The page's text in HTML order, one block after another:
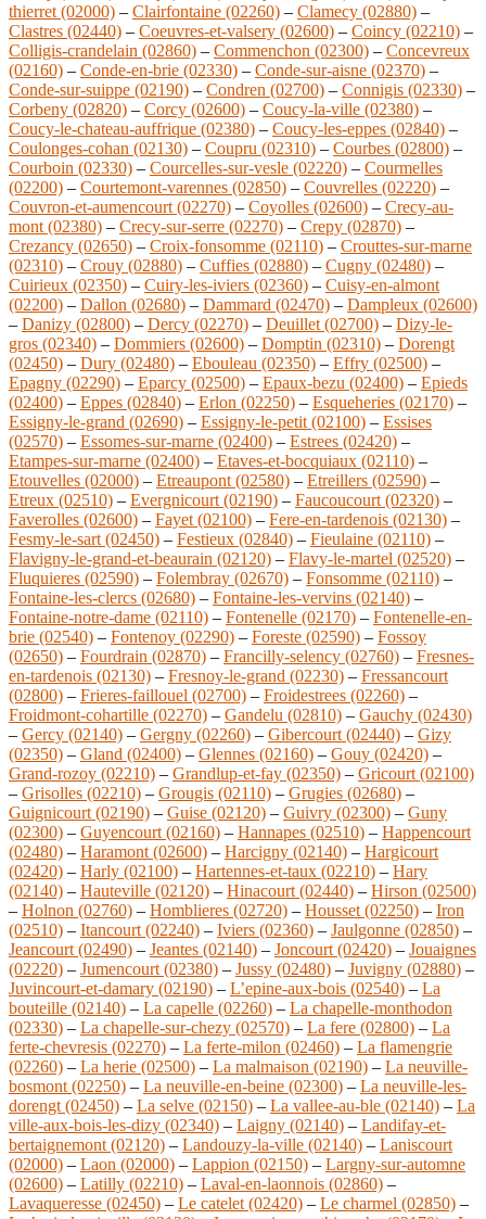
thierret (02000) – Clairfontaine (02260) – Clamecy (02880) –
Clastres (02440) – Coeuvres-et-valsery (02600) – Coincy (02210) –
Colligis-crandelain (02860) – Commenchon (02300) – Concevreux
(02160) – Conde-en-brie (02330) – Conde-sur-aisne (02370) –
Conde-sur-suippe (02190) – Condren (02700) – Connigis (02330) –
Corbeny (02820) – Corcy (02600) – Coucy-la-ville (02380) –
Coucy-le-chateau-auffrique (02380) – Coucy-les-eppes (02840) –
Coulonges-cohan (02130) – Coupru (02310) – Courbes (02800) –
Courboin (02330) – Courcelles-sur-vesle (02220) – Courmelles
(02200) – Courtemont-varennes (02850) – Couvrelles (02220) –
Couvron-et-aumencourt (02270) – Coyolles (02600) – Crecy-au-
mont (02380) – Crecy-sur-serre (02270) – Crepy (02870) –
Crezancy (02650) – Croix-fonsomme (02110) – Crouttes-sur-marne
(02310) – Crouy (02880) – Cuffies (02880) – Cugny (02480) –
Cuirieux (02350) – Cuiry-les-iviers (02360) – Cuisy-en-almont
(02200) – Dallon (02680) – Dammard (02470) – Dampleux (02600)
– Danizy (02800) – Dercy (02270) – Deuillet (02700) – Dizy-le-
gros (02340) – Dommiers (02600) – Domptin (02310) – Dorengt
(02450) – Dury (02480) – Ebouleau (02350) – Effry (02500) –
Epagny (02290) – Eparcy (02500) – Epaux-bezu (02400) – Epieds
(02400) – Eppes (02840) – Erlon (02250) – Esqueheries (02170) –
Essigny-le-grand (02690) – Essigny-le-petit (02100) – Essises
(02570) – Essomes-sur-marne (02400) – Estrees (02420) –
Etampes-sur-marne (02400) – Etaves-et-bocquiaux (02110) –
Etouvelles (02000) – Etreaupont (02580) – Etreillers (02590) –
Etreux (02510) – Evergnicourt (02190) – Faucoucourt (02320) –
Faverolles (02600) – Fayet (02100) – Fere-en-tardenois (02130) –
Fesmy-le-sart (02450) – Festieux (02840) – Fieulaine (02110) –
Flavigny-le-grand-et-beaurain (02120) – Flavy-le-martel (02520) –
Fluquieres (02590) – Folembray (02670) – Fonsomme (02110) –
Fontaine-les-clercs (02680) – Fontaine-les-vervins (02140) –
Fontaine-notre-dame (02110) – Fontenelle (02170) – Fontenelle-en-
brie (02540) – Fontenoy (02290) – Foreste (02590) – Fossoy
(02650) – Fourdrain (02870) – Francilly-selency (02760) – Fresnes-
en-tardenois (02130) – Fresnoy-le-grand (02230) – Fressancourt
(02800) – Frieres-faillouel (02700) – Froidestrees (02260) –
Froidmont-cohartille (02270) – Gandelu (02810) – Gauchy (02430)
– Gercy (02140) – Gergny (02260) – Gibercourt (02440) – Gizy
(02350) – Gland (02400) – Glennes (02160) – Gouy (02420) –
Grand-rozoy (02210) – Grandlup-et-fay (02350) – Gricourt (02100)
– Grisolles (02210) – Grougis (02110) – Grugies (02680) –
Guignicourt (02190) – Guise (02120) – Guivry (02300) – Guny
(02300) – Guyencourt (02160) – Hannapes (02510) – Happencourt
(02480) – Haramont (02600) – Harcigny (02140) – Hargicourt
(02420) – Harly (02100) – Hartennes-et-taux (02210) – Hary
(02140) – Hauteville (02120) – Hinacourt (02440) – Hirson (02500)
– Holnon (02760) – Homblieres (02720) – Housset (02250) – Iron
(02510) – Itancourt (02240) – Iviers (02360) – Jaulgonne (02850) –
Jeancourt (02490) – Jeantes (02140) – Joncourt (02420) – Jouaignes
(02220) – Jumencourt (02380) – Jussy (02480) – Juvigny (02880) –
Juvincourt-et-damary (02190) – L’epine-aux-bois (02540) – La
bouteille (02140) – La capelle (02260) – La chapelle-monthodon
(02330) – La chapelle-sur-chezy (02570) – La fere (02800) – La
ferte-chevresis (02270) – La ferte-milon (02460) – La flamengrie
(02260) – La herie (02500) – La malmaison (02190) – La neuville-
bosmont (02250) – La neuville-en-beine (02300) – La neuville-les-
dorengt (02450) – La selve (02150) – La vallee-au-ble (02140) – La
ville-aux-bois-les-dizy (02340) – Laigny (02140) – Landifay-et-
bertaignemont (02120) – Landouzy-la-ville (02140) – Laniscourt
(02000) – Laon (02000) – Lappion (02150) – Largny-sur-automne
(02600) – Latilly (02210) – Laval-en-laonnois (02860) –
Lavaqueresse (02450) – Le catelet (02420) – Le charmel (02850) –